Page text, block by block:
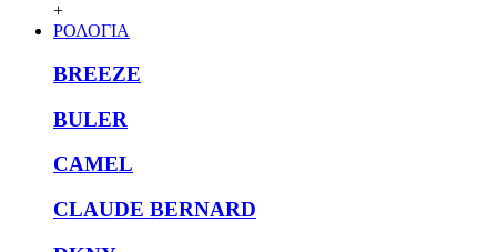
+
ΡΟΛΟΓΙΑ
BREEZE
BULER
CAMEL
CLAUDE BERNARD